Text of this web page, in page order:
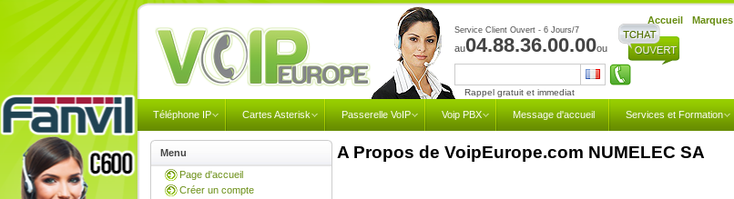
Accueil Marques
Service Client Ouvert - 6 Jours/7
au04.88.36.00.00ou
Rappel gratuit et immediat
Téléphone IP Cartes Asterisk Passerelle VoIP Voip PBX Message d'accueil Services et Formation
Menu
Page d'accueil
Créer un compte
A Propos de VoipEurope.com NUMELEC SA